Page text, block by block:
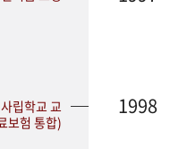
립학교 교
보험 통합)
1998